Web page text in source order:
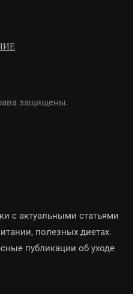
защищены.
с актуальными статьями
полезных диетах.
публикации об уходе